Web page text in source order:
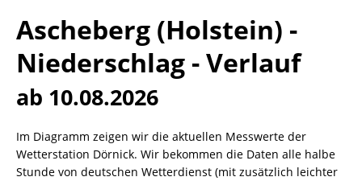
Ascheberg (Holstein) -
Niederschlag - Verlauf
ab 10.08.2026
Im Diagramm zeigen wir die aktuellen Messwerte der
Wetterstation Dörnick. Wir bekommen die Daten alle halbe
Stunde von deutschen Wetterdienst (mit zusätzlich leichter